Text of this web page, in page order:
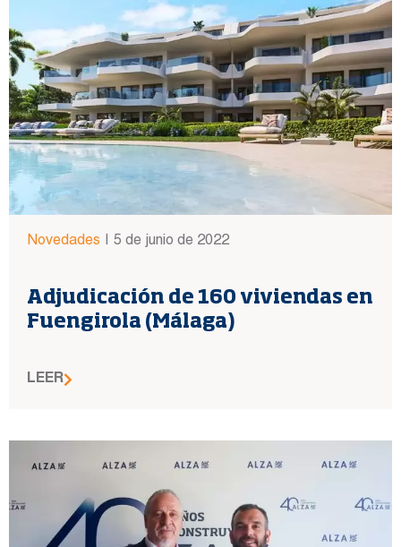
Novedades | 5 de junio de 2022
Adjudicación de 160 viviendas en
Fuengirola (Málaga)
LEER